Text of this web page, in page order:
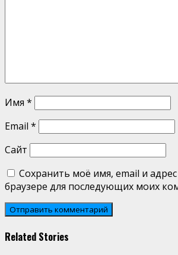
Имя *
Email *
Сайт
Сохранить моё имя, email и
браузере для последующих моих
Related Stories